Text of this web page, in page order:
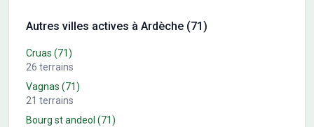
Autres villes actives à Ardèche (71)
Cruas (71)
26 terrains
Vagnas (71)
21 terrains
Bourg st andeol (71)